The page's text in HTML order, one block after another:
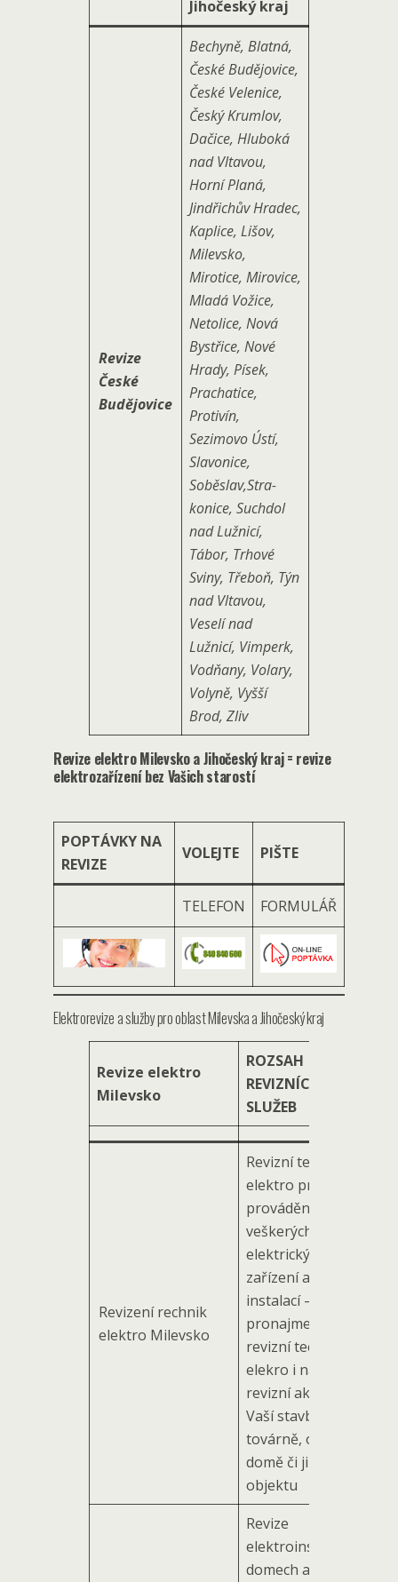
Jihočeský kraj
Revize
České
Budějovice
Bechyně, Blatná,
České Budějovice,
České Velenice,
Český Krumlov,
Dačice, Hluboká
nad Vltavou,
Horní Planá,
Jindřichův Hradec,
Kaplice, Lišov,
Milevsko,
Mirotice, Mirovice,
Mladá Vožice,
Netolice, Nová
Bystřice, Nové
Hrady, Písek,
Prachatice,
Protivín,
Sezimovo Ústí,
Slavonice,
Soběslav,Stra­
konice, Suchdol
nad Lužnicí,
Tábor, Trhové
Sviny, Třeboň, Týn
nad Vltavou,
Veselí nad
Lužnicí, Vimperk,
Vodňany, Volary,
Volyně, Vyšší
Brod, Zliv
Revize elektro Milevsko a Jihočeský kraj = revize
elektrozařízení bez Vašich starostí
POPTÁVKY NA
REVIZE
VOLEJTE PIŠTE
TELEFON FORMULÁŘ
Elektrorevize a služby pro oblast Milevska a Jihočeský kraj
Revize elektro
Milevsko
ROZSAH
REVIZNÍCH
SLUŽEB
Revizení rechnik
elektro Milevsko
Revizní technik
elektro pro
provádění revizí
veškerých
elektrických
zařízení a
instalací –
pronajmeme
revizní techniky
elekro i na větší
revizní akce na
Vaší stavbě, v
továrně, obytném
domě či jiném
objektu
Revize
elektroinstalace v
domech a na